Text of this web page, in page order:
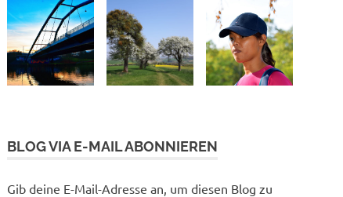
BLOG VIA E-MAIL ABONNIEREN
Gib deine E-Mail-Adresse an, um diesen Blog zu